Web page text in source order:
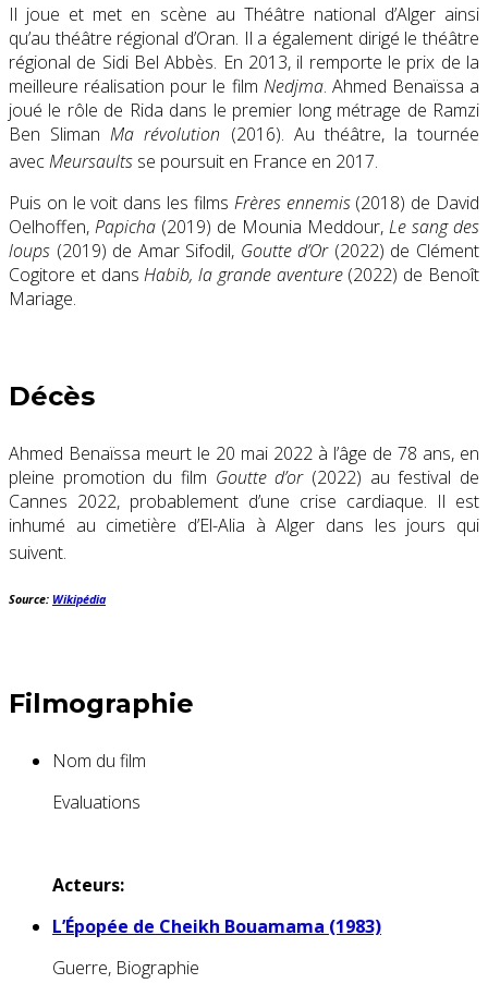
Il joue et met en scène au Théâtre national d’Alger ainsi
qu’au théâtre régional d’Oran. Il a également dirigé le théâtre
régional de Sidi Bel Abbès. En 2013, il remporte le prix de la
meilleure réalisation pour le film Nedjma. Ahmed Benaïssa a
joué le rôle de Rida dans le premier long métrage de Ramzi
Ben SlimanMa révolution (2016). Au théâtre, la tournée
avecMeursaults se poursuit en France en 2017.
Puis on le voit dans les films Frères ennemis(2018) de David
Oelhoffen, Papicha (2019) de Mounia Meddour, Le sang des
loups (2019) de Amar Sifodil, Goutte d’Or(2022) de Clément
Cogitore et dansHabib, la grande aventure(2022) de Benoît
Mariage.
Décès
Ahmed Benaïssa meurt le 20 mai 2022 à l’âge de 78 ans, en
pleine promotion du film Goutte d’or(2022) au festival de
Cannes 2022, probablement d’une crise cardiaque. Il est
inhumé au cimetière d’El-Alia à Alger dans les jours qui
suivent.
Source: Wikipédia
Filmographie
Nom du film
Evaluations
Acteurs:
L’Épopée de Cheikh Bouamama (1983)
Guerre, Biographie